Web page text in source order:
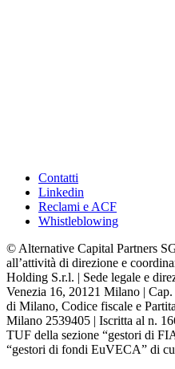
Contatti
Linkedin
Reclami e ACF
Whistleblowing
© Alternative Capital Partners
all’attività di direzione e
Holding S.r.l. | Sede legale e
Venezia 16, 20121 Milano |
di Milano, Codice fiscale e
Milano 2539405 | Iscritta al n.
TUF della sezione “gestori di
“gestori di fondi EuVECA” di